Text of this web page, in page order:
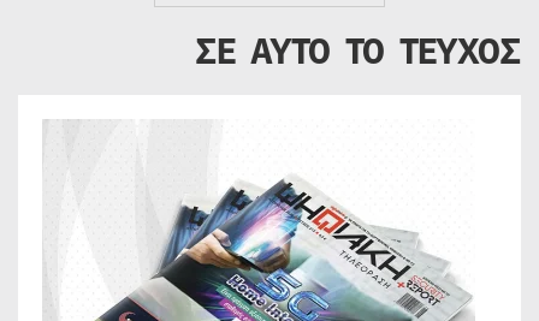
ΣΕ ΑΥΤΟ ΤΟ ΤΕΥΧΟΣ